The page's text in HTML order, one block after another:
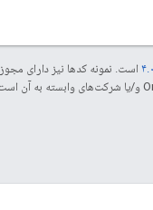
است. نمونه کدها نیز دارای مجوز